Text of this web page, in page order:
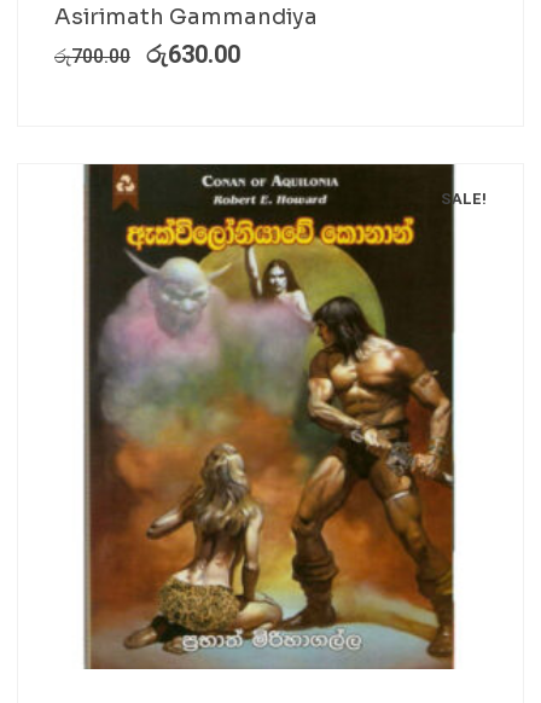
Asirimath Gammandiya
රු700.00 රු630.00
SALE!